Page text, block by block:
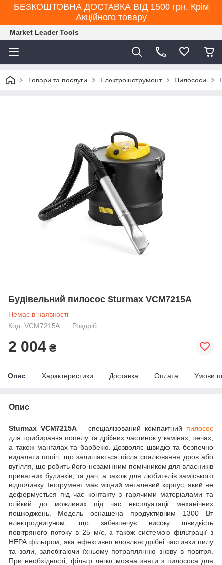
БЕЗКОШТОВНА ДОСТАВКА ВІД 1500 грн. Крім
Акційного товару
Market Leader Tools
Товари та послуги Електроінструмент Пилососи
Будівельний пилосос Sturmax VCM7215A
Немає в наявності
Код: VCM7215A
Роздріб
2 004 ₴
Опис Характеристики Доставка Оплата Умови
Опис
Sturmax VCM7215A– спеціалізований компактний пилосос
для прибирання попелу та дрібних частинок у камінах, печах,
а також мангалах та барбекю. Дозволяє швидко та безпечно
видаляти попіл, що залишається після спалювання дров або
вугілля, що робить його незамінним помічником для власників
приватних будинків, та дач, а також для любителів заміського
відпочинку. Інструмент має міцний металевий корпус, який не
деформується під час контакту з гарячими матеріалами та
стійкий до можливих під час експлуатації механічних
пошкоджень. Модель оснащена продуктивним 1300 Вт
електродвигуном, що забезпечує високу швидкість
повітряного потоку в 25 м/с, а також системою фільтрації з
НЕРА фільтром, яка ефективно вловлює дрібні частинки пилу
та золи, запобігаючи їхньому потраплянню знову в повітря.
При необхідності, фільтр легко можна зняти з пилососа для